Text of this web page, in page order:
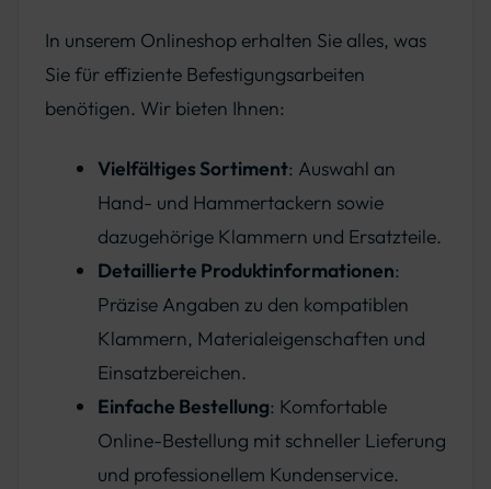
In unserem Onlineshop erhalten Sie alles, was
Sie für effiziente Befestigungsarbeiten
benötigen. Wir bieten Ihnen:
Vielfältiges Sortiment: Auswahl an
Hand- und Hammertackern sowie
dazugehörige Klammern und Ersatzteile.
Detaillierte Produktinformationen:
Präzise Angaben zu den kompatiblen
Klammern, Materialeigenschaften und
Einsatzbereichen.
Einfache Bestellung: Komfortable
Online-Bestellung mit schneller Lieferung
und professionellem Kundenservice.